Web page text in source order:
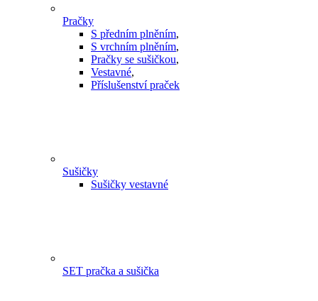
Pračky
S předním plněním,
S vrchním plněním,
Pračky se sušičkou,
Vestavné,
Příslušenství praček
Sušičky
Sušičky vestavné
SET pračka a sušička